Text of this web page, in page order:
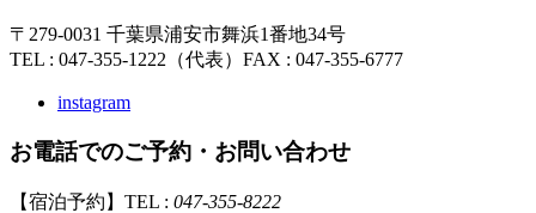
〒279-0031 千葉県浦安市舞浜1番地34号
TEL : 047-355-1222（代表） FAX : 047-355-6777
instagram
お電話でのご予約・お問い合わせ
【宿泊予約】TEL : 047-355-8222